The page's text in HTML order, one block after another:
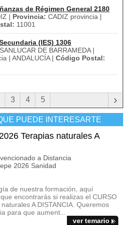
de Régimen General 2180
| Provincia: CADIZ provincia |
11001
(IES) 1306
SANLUCAR DE BARRAMEDA |
| ANDALUCÍA | Código Postal:
3 4 5 ›
PUEDE INTERESARTE
Terapias naturales A
a Distancia
2026 Sanidad
de nuestra formación, aquí
encontrarás si realizas el CURSO
A DISTANCIA. Queremos
para que aument...
ver temario